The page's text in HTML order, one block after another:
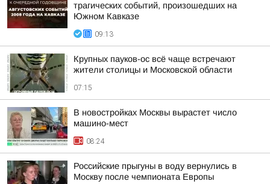
трагических событий, произошедших на
Южном Кавказе
09:13
Крупных пауков-ос всё чаще встречают
жители столицы и Московской области
07:15
В новостройках Москвы вырастет число
машино-мест
08:24
Российские прыгуны в воду вернулись в
Москву после чемпионата Европы